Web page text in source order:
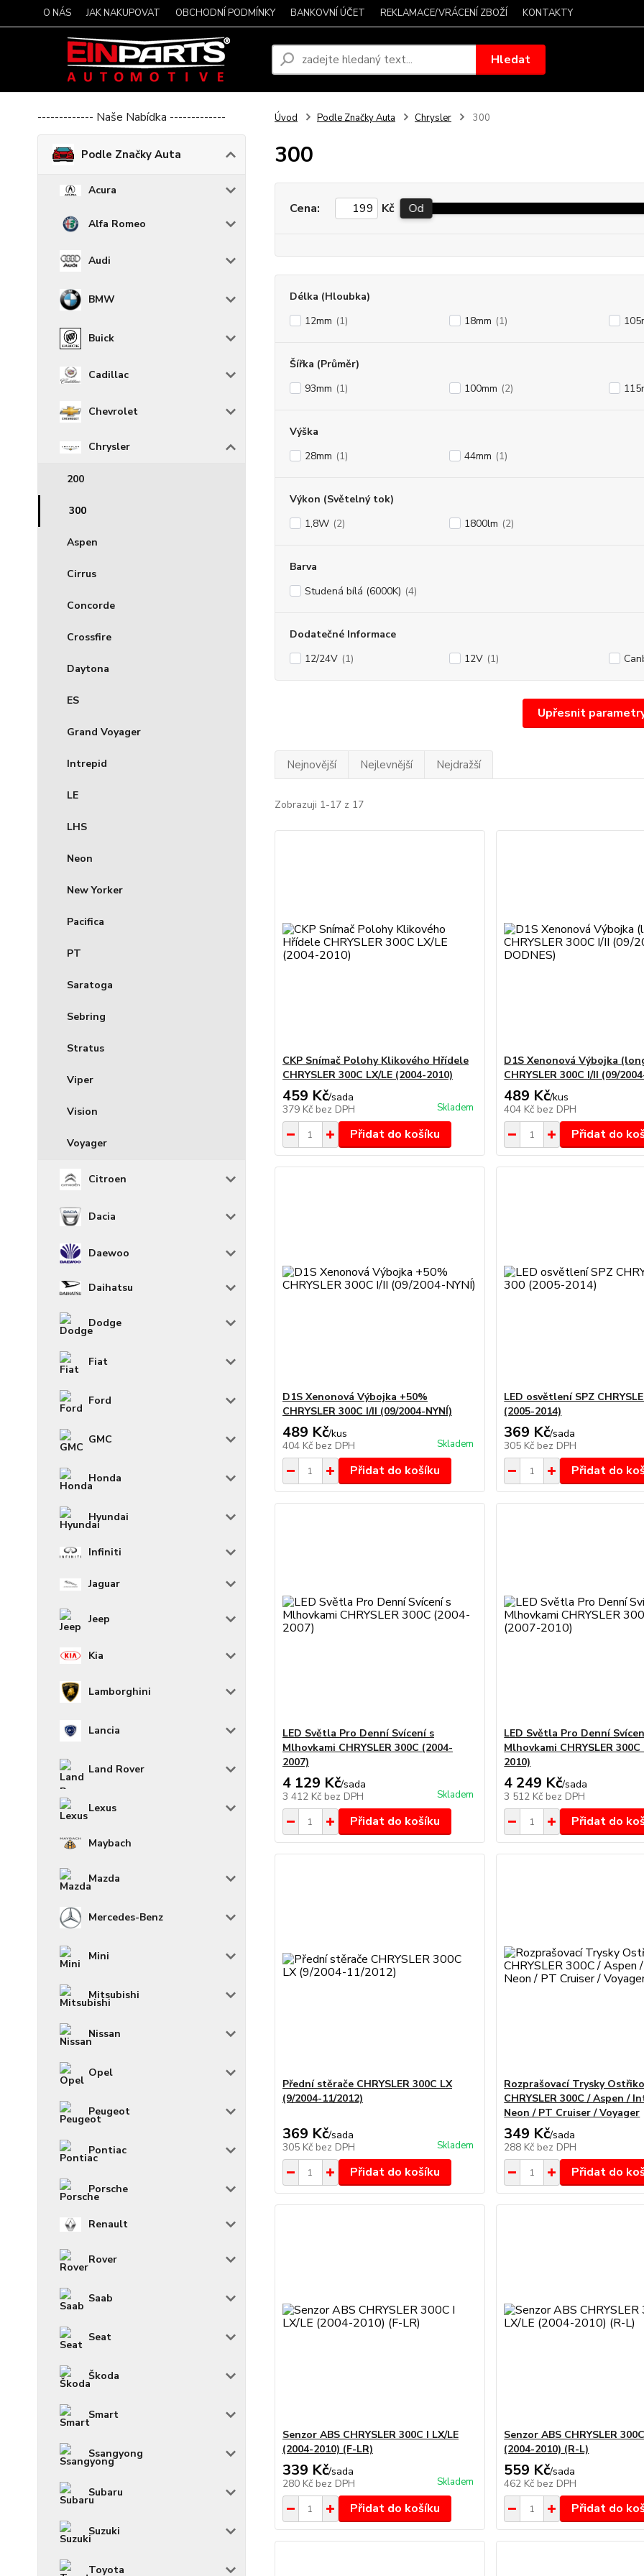
O NÁS JAK NAKUPOVAT OBCHODNÍ PODMÍNKY BANKOVNÍ ÚČET REKLAMACE/VRÁCENÍ ZBOŽÍ KONTAKTY
Hledat
------------- Naše Nabídka -------------
Podle Značky Auta
Acura
Alfa Romeo
Audi
BMW
Buick
Cadillac
Chevrolet
Chrysler
200
300
Aspen
Cirrus
Concorde
Crossfire
Daytona
ES
Grand Voyager
Intrepid
LE
LHS
Neon
New Yorker
Pacifica
PT
Saratoga
Sebring
Stratus
Viper
Vision
Voyager
Citroen
Dacia
Daewoo
Daihatsu
Dodge
Fiat
Ford
GMC
Honda
Hyundai
Infiniti
Jaguar
Jeep
Kia
Lamborghini
Lancia
Land Rover
Lexus
Maybach
Mazda
Mercedes-Benz
Mini
Mitsubishi
Nissan
Opel
Peugeot
Pontiac
Porsche
Renault
Rover
Saab
Seat
Škoda
Smart
Ssangyong
Subaru
Suzuki
Toyota
Úvod Podle Značky Auta Chrysler 300
300
Upřesnit
Cena: Kč Od
Délka (Hloubka)
12mm (1) 18mm (1)
Šířka (Průměr)
93mm (1) 100mm (2)
Výška
28mm (1) 44mm (1)
Výkon (Světelný tok)
1,8W (2) 1800lm (2)
Barva
Studená bílá (6000K) (4)
Dodatečné Informace
12/24V (1) 12V (1)
Nejnovější Nejlevnější Nejdražší
Zobrazuji 1-17 z 17
CKP Snímač Polohy Klikového Hřídele
CHRYSLER 300C LX/LE (2004-2010)
459 Kč/sada
379 Kč bez DPH Skladem
Přidat do košíku
D1S Xenonová Výbojka
CHRYSLER 300C I/II (09/
489 Kč/kus
404 Kč bez DPH
Přidat do
D1S Xenonová Výbojka +50%
CHRYSLER 300C I/II (09/2004-NYNÍ)
489 Kč/kus
404 Kč bez DPH Skladem
Přidat do košíku
LED osvětlení SPZ
(2005-2014)
369 Kč/sada
305 Kč bez DPH
Přidat do
LED Světla Pro Denní Svícení s
Mlhovkami CHRYSLER 300C (2004-
2007)
4 129 Kč/sada
3 412 Kč bez DPH Skladem
Přidat do košíku
LED Světla Pro Denní
Mlhovkami CHRYSLER
2010)
4 249 Kč/sada
3 512 Kč bez DPH
Přidat do
Přední stěrače CHRYSLER 300C LX
(9/2004-11/2012)
369 Kč/sada
305 Kč bez DPH Skladem
Přidat do košíku
Rozprašovací Trysky
CHRYSLER 300C / Aspen /
Neon / PT Cruiser / Voyager
349 Kč/sada
288 Kč bez DPH
Přidat do
Senzor ABS CHRYSLER 300C I LX/LE
(2004-2010) (F-LR)
339 Kč/sada
280 Kč bez DPH Skladem
Přidat do košíku
Senzor ABS CHRYSLER
(2004-2010) (R-L)
559 Kč/sada
462 Kč bez DPH
Přidat do